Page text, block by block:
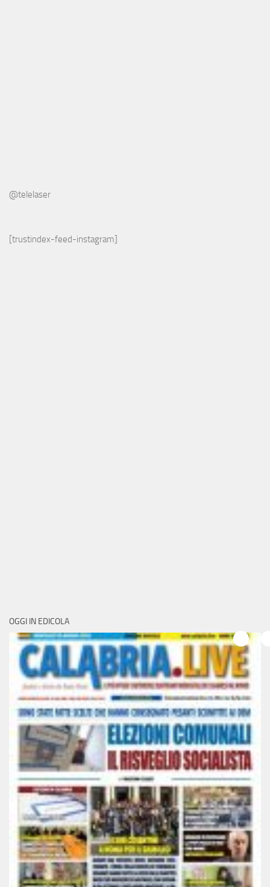
@telelaser
[trustindex-feed-instagram]
OGGI IN EDICOLA